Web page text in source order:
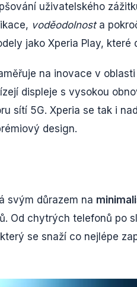
uživatelského
voděodolnosta
jako Xperia Play,
na inovace v oblasti
displeje s vysokou
sítí 5G. Xperia se tak i
design.
svým důrazem na
Od chytrých telefonů po
se snaží co nejlépe